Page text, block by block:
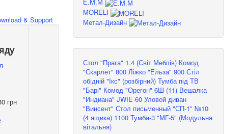
& Support
грн
Е.М.М
MORELI
Метал-Дизайн
Стол "Прага" 1.4 (Світ Меблів) Комод
"Скарлет" 800 Ліжко "Ельза" 900 Стіл
обідній "Ікс" (розбірний) Тумба під ТВ
"Барі" Комод "Орегон" 6Ш (11) Вешалка
"Индиана" JWIE 60 Уловой диван
"Винсент" Стол письменный "СП-1" №10
(4 ящика) 1100 Тумба-3 "МГ-5" (Модульна
вітальня)